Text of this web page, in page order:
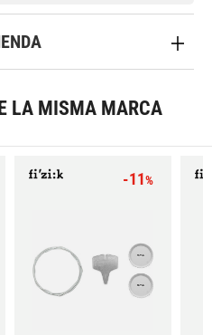
LA MISMA MARCA
-11%